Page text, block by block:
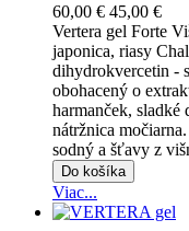
60,00 € 45,00 €
Vertera gel Forte
japonica, riasy
dihydrokvercetin -
obohacený o
harmanček, sladké
nátržnica
sodný a šťavy z
Do košíka
Viac...